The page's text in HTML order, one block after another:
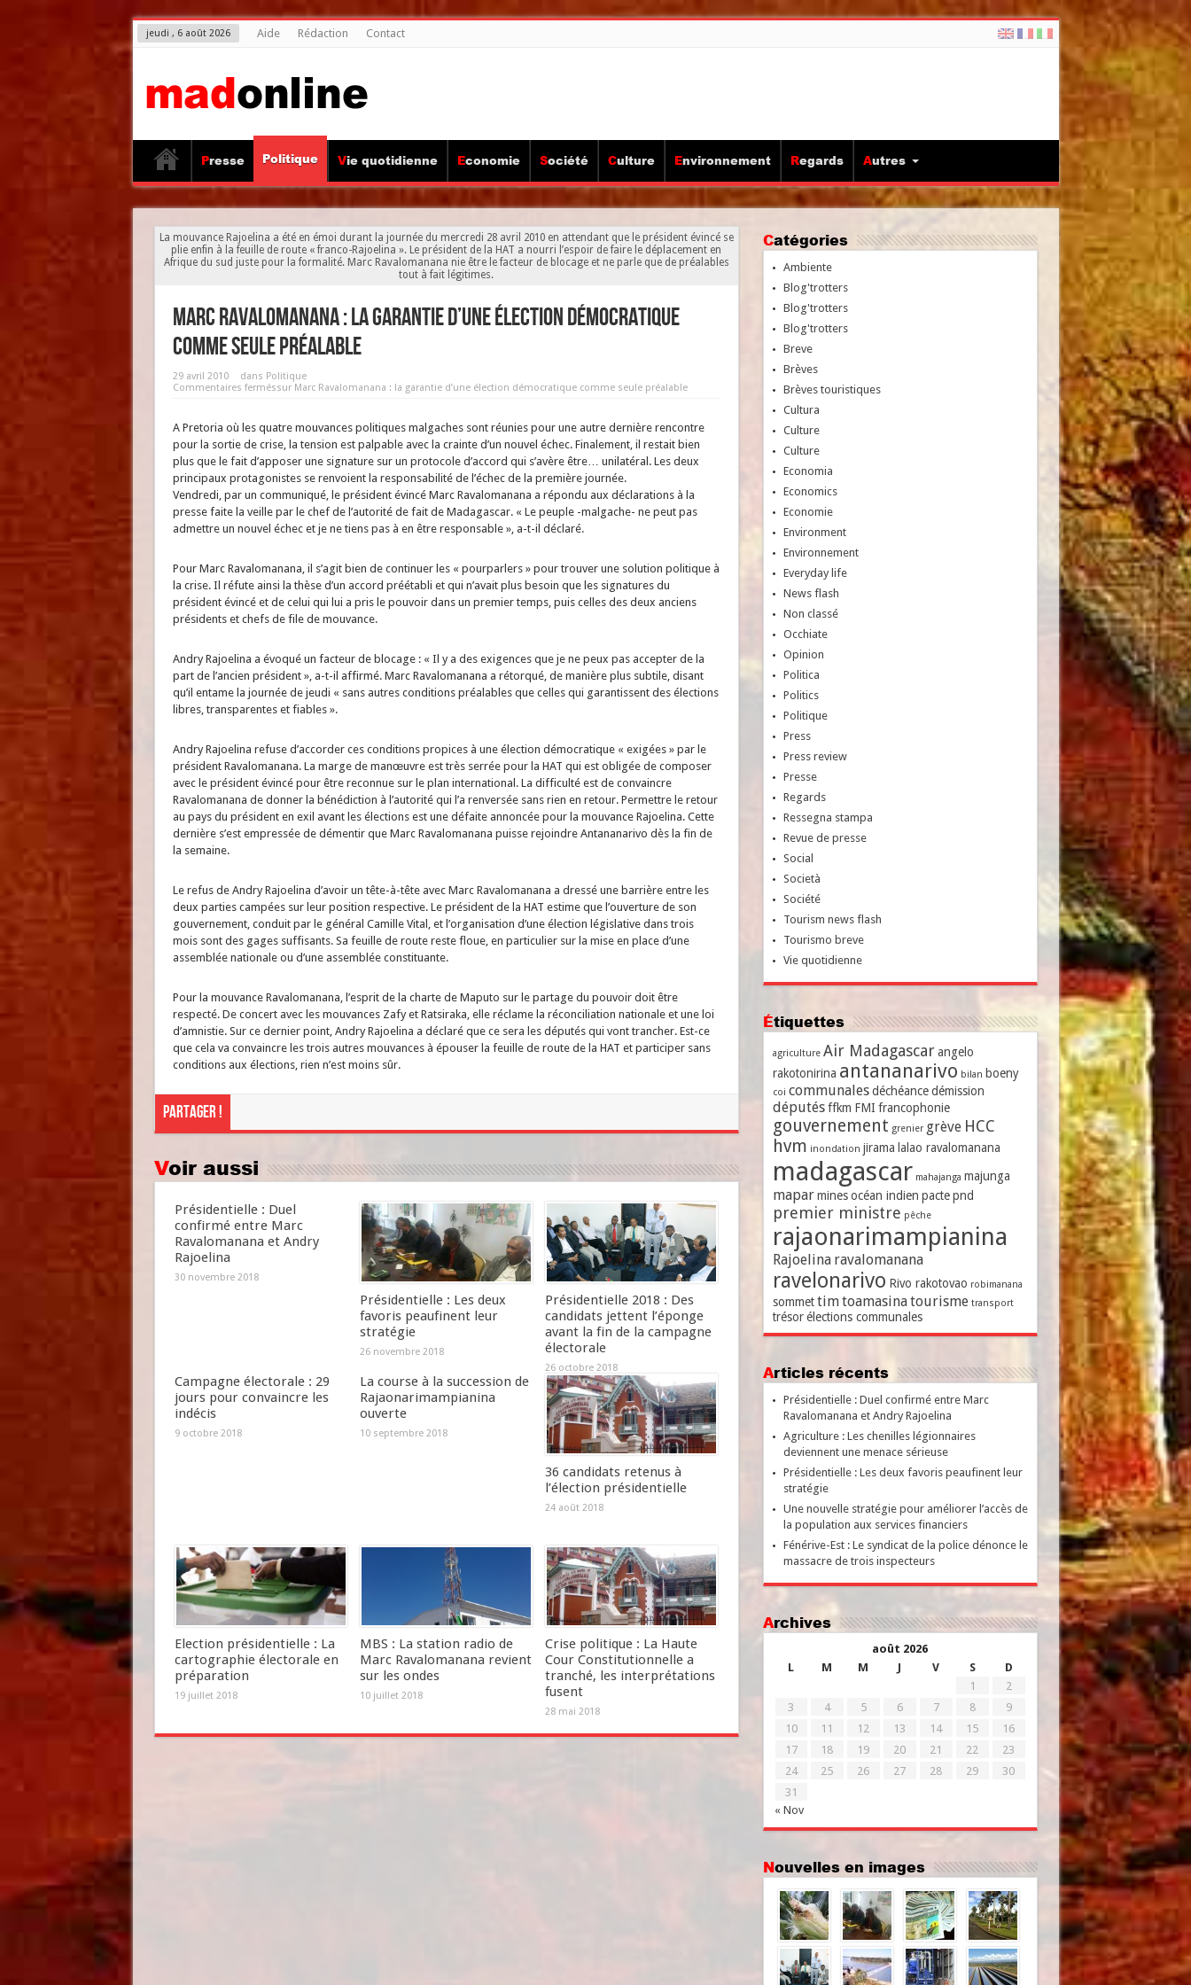
jeudi , 6 août 2026 Aide Rédaction Contact
Presse Politique Vie quotidienne Economie Société Culture Environnement Regards Autres
La mouvance Rajoelina a été en émoi durant la journée du mercredi 28 avril 2010 en attendant que le président évincé se
plie enfin à la feuille de route « franco-Rajoelina ». Le président de la HAT a nourri l’espoir de faire le déplacement en
Afrique du sud juste pour la formalité. Marc Ravalomanana nie être le facteur de blocage et ne parle que de préalables
tout à fait légitimes.
Marc Ravalomanana : la garantie d’une élection démocratique
comme seule préalable
29 avril 2010 dans Politique
Commentaires ferméssur Marc Ravalomanana : la garantie d’une élection démocratique comme seule préalable
A Pretoria où les quatre mouvances politiques malgaches sont réunies pour une autre dernière rencontre
pour la sortie de crise, la tension est palpable avec la crainte d’un nouvel échec. Finalement, il restait bien
plus que le fait d’apposer une signature sur un protocole d’accord qui s’avère être… unilatéral. Les deux
principaux protagonistes se renvoient la responsabilité de l’échec de la première journée.
Vendredi, par un communiqué, le président évincé Marc Ravalomanana a répondu aux déclarations à la
presse faite la veille par le chef de l’autorité de fait de Madagascar. « Le peuple -malgache- ne peut pas
admettre un nouvel échec et je ne tiens pas à en être responsable », a-t-il déclaré.
Pour Marc Ravalomanana, il s’agit bien de continuer les « pourparlers » pour trouver une solution politique à
la crise. Il réfute ainsi la thèse d’un accord préétabli et qui n’avait plus besoin que les signatures du
président évincé et de celui qui lui a pris le pouvoir dans un premier temps, puis celles des deux anciens
présidents et chefs de file de mouvance.
Andry Rajoelina a évoqué un facteur de blocage : « Il y a des exigences que je ne peux pas accepter de la
part de l’ancien président », a-t-il affirmé. Marc Ravalomanana a rétorqué, de manière plus subtile, disant
qu’il entame la journée de jeudi « sans autres conditions préalables que celles qui garantissent des élections
libres, transparentes et fiables ».
Andry Rajoelina refuse d’accorder ces conditions propices à une élection démocratique « exigées » par le
président Ravalomanana. La marge de manœuvre est très serrée pour la HAT qui est obligée de composer
avec le président évincé pour être reconnue sur le plan international. La difficulté est de convaincre
Ravalomanana de donner la bénédiction à l’autorité qui l’a renversée sans rien en retour. Permettre le retour
au pays du président en exil avant les élections est une défaite annoncée pour la mouvance Rajoelina. Cette
dernière s’est empressée de démentir que Marc Ravalomanana puisse rejoindre Antananarivo dès la fin de
la semaine.
Le refus de Andry Rajoelina d’avoir un tête-à-tête avec Marc Ravalomanana a dressé une barrière entre les
deux parties campées sur leur position respective. Le président de la HAT estime que l’ouverture de son
gouvernement, conduit par le général Camille Vital, et l’organisation d’une élection législative dans trois
mois sont des gages suffisants. Sa feuille de route reste floue, en particulier sur la mise en place d’une
assemblée nationale ou d’une assemblée constituante.
Pour la mouvance Ravalomanana, l’esprit de la charte de Maputo sur le partage du pouvoir doit être
respecté. De concert avec les mouvances Zafy et Ratsiraka, elle réclame la réconciliation nationale et une loi
d’amnistie. Sur ce dernier point, Andry Rajoelina a déclaré que ce sera les députés qui vont trancher. Est-ce
que cela va convaincre les trois autres mouvances à épouser la feuille de route de la HAT et participer sans
conditions aux élections, rien n’est moins sûr.
Partager !
Voir aussi
Présidentielle : Duel
confirmé entre Marc
Ravalomanana et Andry
Rajoelina
30 novembre 2018
Présidentielle : Les deux
favoris peaufinent leur
stratégie
26 novembre 2018
Présidentielle 2018 : Des
candidats jettent l’éponge
avant la fin de la campagne
électorale
26 octobre 2018
Campagne électorale : 29
jours pour convaincre les
indécis
9 octobre 2018
La course à la succession de
Rajaonarimampianina
ouverte
10 septembre 2018
36 candidats retenus à
l’élection présidentielle
24 août 2018
Election présidentielle : La
cartographie électorale en
préparation
19 juillet 2018
MBS : La station radio de
Marc Ravalomanana revient
sur les ondes
10 juillet 2018
Crise politique : La Haute
Cour Constitutionnelle a
tranché, les interprétations
fusent
28 mai 2018
Catégories
Ambiente
Blog'trotters
Blog'trotters
Blog'trotters
Breve
Brèves
Brèves touristiques
Cultura
Culture
Culture
Economia
Economics
Economie
Environment
Environnement
Everyday life
News flash
Non classé
Occhiate
Opinion
Politica
Politics
Politique
Press
Press review
Presse
Regards
Ressegna stampa
Revue de presse
Social
Società
Société
Tourism news flash
Tourismo breve
Vie quotidienne
Étiquettes
agriculture Air Madagascar angelo
rakotonirina antananarivo bilan boeny
coi communales déchéance démission
députés ffkm FMI francophonie
gouvernement grenier grève HCC
hvm inondation jirama lalao ravalomanana
madagascar mahajanga majunga
mapar mines océan indien pacte pnd
premier ministre pêche
rajaonarimampianina
Rajoelina ravalomanana
ravelonarivo Rivo rakotovao robimanana
sommet timtoamasinatourisme transport
trésor élections communales
Articles récents
Présidentielle : Duel confirmé entre Marc
Ravalomanana et Andry Rajoelina
Agriculture : Les chenilles légionnaires
deviennent une menace sérieuse
Présidentielle : Les deux favoris peaufinent leur
stratégie
Une nouvelle stratégie pour améliorer l’accès de
la population aux services financiers
Fénérive-Est : Le syndicat de la police dénonce le
massacre de trois inspecteurs
Archives
août 2026
L
M M J V S D
« Nov
1
2
3
4 5 6 7 8
9
10
11 12 13 14 15
16
17
18 19 20 21 22
23
24
25 26 27 28 29
30
31
Nouvelles en images